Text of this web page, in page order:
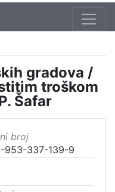
gradova /
troškom
Šafar
broj
953-337-139-9